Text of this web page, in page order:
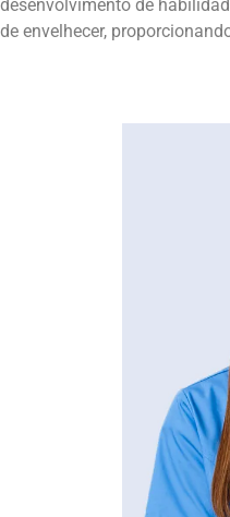
desenvolvimento de
de envelhecer,